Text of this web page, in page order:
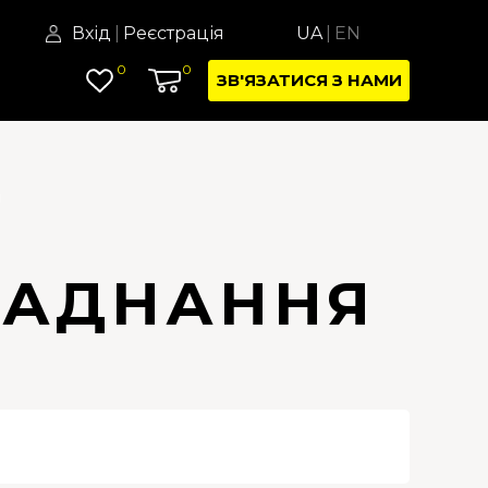
Вхід Реєстрація UA EN
0 0
ЗВ'ЯЗАТИСЯ З НАМИ